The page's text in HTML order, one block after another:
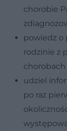
chorobie
powiedz o
rodzinie z
chorobach
udziel
po raz